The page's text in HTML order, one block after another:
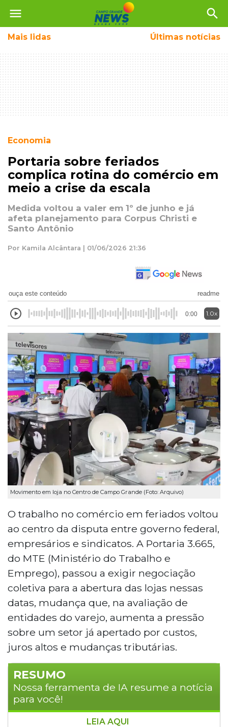
menu search
Mais lidas Últimas notícias
Economia
Portaria sobre feriados
complica rotina do comércio em
meio a crise da escala
Medida voltou a valer em 1º de junho e já
afeta planejamento para Corpus Christi e
Santo Antônio
Por Kamila Alcântara | 01/06/2026 21:36
ouça este conteúdo readme
0:00 1.0x
Movimento em loja no Centro de Campo Grande (Foto: Arquivo)
O trabalho no comércio em feriados voltou
ao centro da disputa entre governo federal,
empresários e sindicatos. A Portaria 3.665,
do MTE (Ministério do Trabalho e
Emprego), passou a exigir negociação
coletiva para a abertura das lojas nessas
datas, mudança que, na avaliação de
entidades do varejo, aumenta a pressão
sobre um setor já apertado por custos,
juros altos e mudanças tributárias.
RESUMO
Nossa ferramenta de IA resume a notícia
para você!
LEIA AQUI